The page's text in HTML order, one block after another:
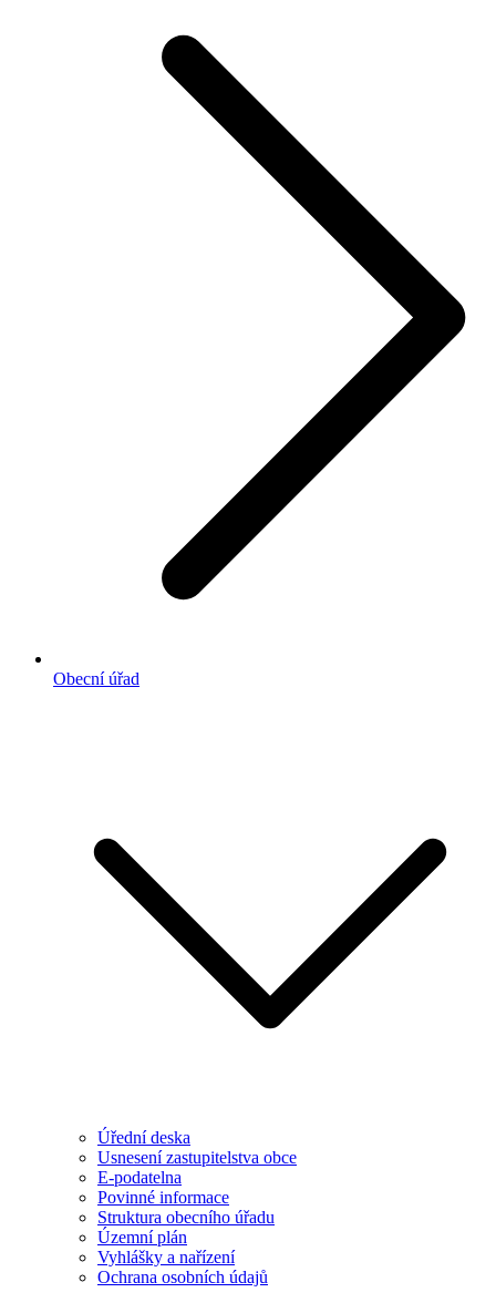
Obecní úřad
Úřední deska
Usnesení zastupitelstva obce
E-podatelna
Povinné informace
Struktura obecního úřadu
Územní plán
Vyhlášky a nařízení
Ochrana osobních údajů